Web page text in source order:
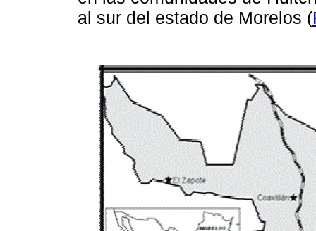
al sur del estado de Morelos (